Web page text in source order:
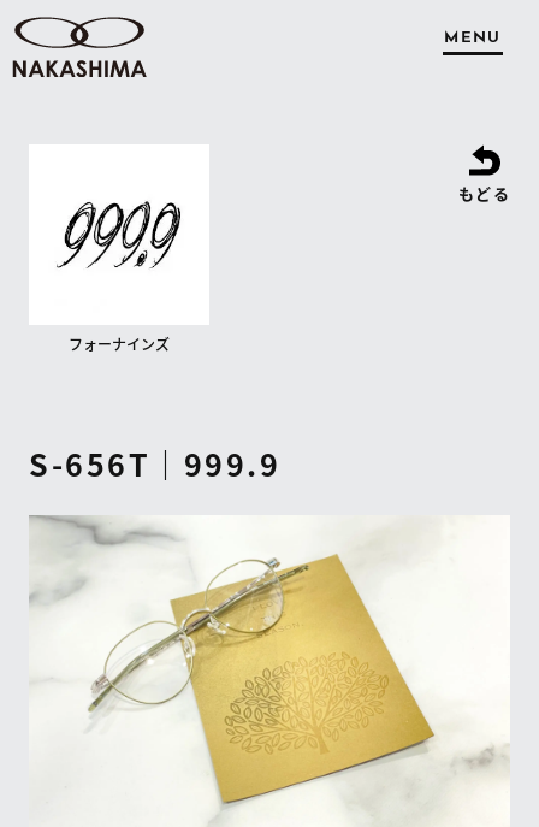
MENU
フォーナインズ
もどる
S-656T｜999.9